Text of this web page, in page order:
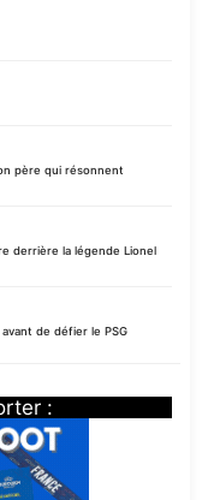
père qui résonnent
derrière la légende Lionel
de défier le PSG
: